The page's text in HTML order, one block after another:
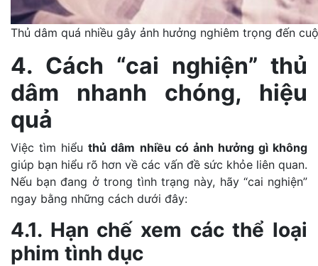
Thủ dâm quá nhiều gây ảnh hưởng nghiêm trọng đến
4. Cách “cai nghiện” thủ
dâm nhanh chóng, hiệu
quả
Việc tìm hiểuthủ dâm nhiều có ảnh hưởng gì không
giúp bạn hiểu rõ hơn về các vấn đề sức khỏe liên quan.
Nếu bạn đang ở trong tình trạng này, hãy “cai nghiện”
ngay bằng những cách dưới đây:
4.1. Hạn chế xem các thể loại
phim tình dục